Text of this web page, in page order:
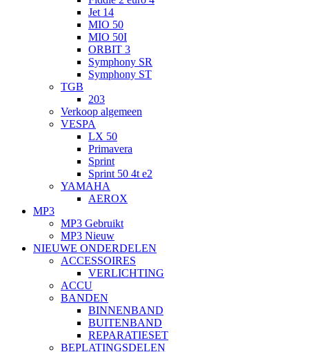
Jet 14
MIO 50
MIO 50I
ORBIT 3
Symphony SR
Symphony ST
TGB
203
Verkoop algemeen
VESPA
LX 50
Primavera
Sprint
Sprint 50 4t e2
YAMAHA
AEROX
MP3
MP3 Gebruikt
MP3 Nieuw
NIEUWE ONDERDELEN
ACCESSOIRES
VERLICHTING
ACCU
BANDEN
BINNENBAND
BUITENBAND
REPARATIESET
BEPLATINGSDELEN